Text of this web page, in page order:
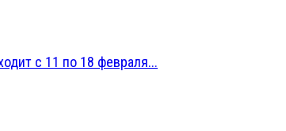
с 11 по 18 февраля...